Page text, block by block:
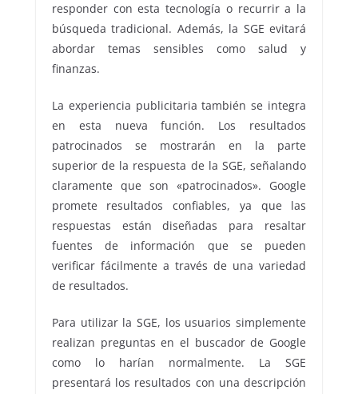
responder con esta tecnología o recurrir a la
búsqueda tradicional. Además, la SGE evitará
abordar temas sensibles como salud y
finanzas.
La experiencia publicitaria también se integra
en esta nueva función. Los resultados
patrocinados se mostrarán en la parte
superior de la respuesta de la SGE, señalando
claramente que son «patrocinados». Google
promete resultados confiables, ya que las
respuestas están diseñadas para resaltar
fuentes de información que se pueden
verificar fácilmente a través de una variedad
de resultados.
Para utilizar la SGE, los usuarios simplemente
realizan preguntas en el buscador de Google
como lo harían normalmente. La SGE
presentará los resultados con una descripción